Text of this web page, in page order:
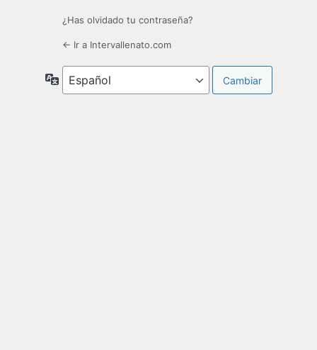
¿Has olvidado tu contraseña?
← Ir a Intervallenato.com
Idioma